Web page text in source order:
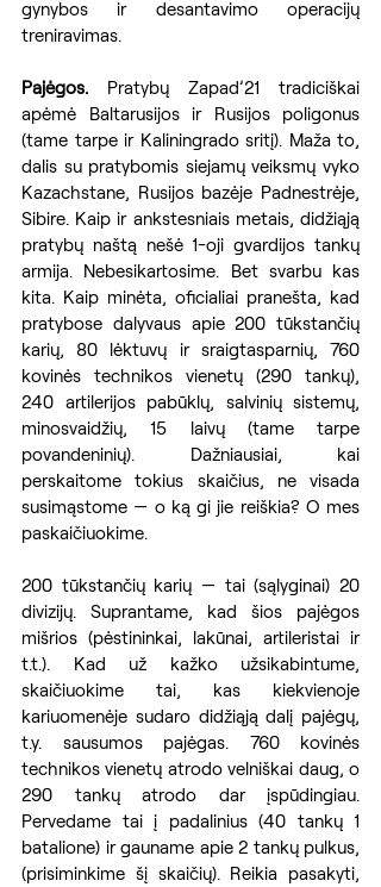
gynybos ir desantavimo operacijų
treniravimas.
Pajėgos. Pratybų Zapad’21 tradiciškai
apėmė Baltarusijos ir Rusijos poligonus
(tame tarpe ir Kaliningrado sritį). Maža to,
dalis su pratybomis siejamų veiksmų vyko
Kazachstane, Rusijos bazėje Padnestrėje,
Sibire. Kaip ir ankstesniais metais, didžiąją
pratybų naštą nešė 1-oji gvardijos tankų
armija. Nebesikartosime. Bet svarbu kas
kita. Kaip minėta, oficialiai pranešta, kad
pratybose dalyvaus apie 200 tūkstančių
karių, 80 lėktuvų ir sraigtasparnių, 760
kovinės technikos vienetų (290 tankų),
240 artilerijos pabūklų, salvinių sistemų,
minosvaidžių, 15 laivų (tame tarpe
povandeninių). Dažniausiai, kai
perskaitome tokius skaičius, ne visada
susimąstome — o ką gi jie reiškia? O mes
paskaičiuokime.
200 tūkstančių karių — tai (sąlyginai) 20
divizijų. Suprantame, kad šios pajėgos
mišrios (pėstininkai, lakūnai, artileristai ir
t.t.). Kad už kažko užsikabintume,
skaičiuokime tai, kas kiekvienoje
kariuomenėje sudaro didžiąją dalį pajėgų,
t.y. sausumos pajėgas. 760 kovinės
technikos vienetų atrodo velniškai daug, o
290 tankų atrodo dar įspūdingiau.
Pervedame tai į padalinius (40 tankų 1
batalione) ir gauname apie 2 tankų pulkus,
(prisiminkime šį skaičių). Reikia pasakyti,